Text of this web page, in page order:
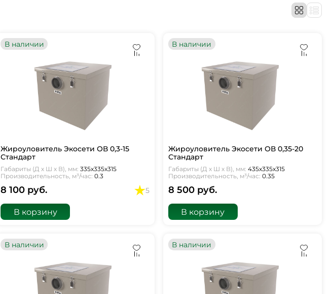
В наличии
Жироуловитель Экосети ОВ 0,3-15
Стандарт
Габариты (Д х Ш х В), мм: 335х335х315
Производительность, м³/час: 0.3
8 100 руб. 5
В корзину
В наличии
Жироуловитель Экосети ОВ 0,35-20
Стандарт
Габариты (Д х Ш х В), мм: 435х335х315
Производительность, м³/час: 0.35
8 500 руб.
В корзину
В наличии В наличии